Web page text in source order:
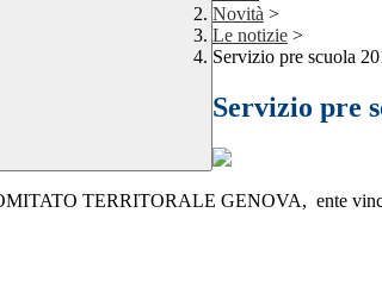
Novità >
Le notizie >
Servizio pre scuola
Servizio pre
TERRITORALE GENOVA, ente